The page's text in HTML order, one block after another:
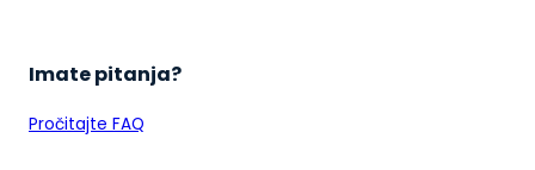
Imate pitanja?
Pročitajte FAQ